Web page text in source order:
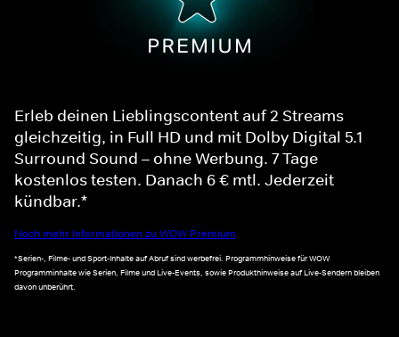
Erleb deinen Lieblingscontent auf 2 Streams
gleichzeitig, in Full HD und mit Dolby Digital 5.1
Surround Sound – ohne Werbung. 7 Tage
kostenlos testen. Danach 6 € mtl. Jederzeit
kündbar.*
Noch mehr Informationen zu WOW Premium
*Serien-, Filme- und Sport-Inhalte auf Abruf sind werbefrei. Programmhinweise für WOW
Programminhalte wie Serien, Filme und Live-Events, sowie Produkthinweise auf Live-Sendern bleiben
davon unberührt.